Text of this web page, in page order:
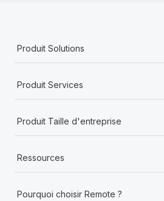
Produit Solutions
Produit Services
Produit Taille d'entreprise
Ressources
Pourquoi choisir Remote ?